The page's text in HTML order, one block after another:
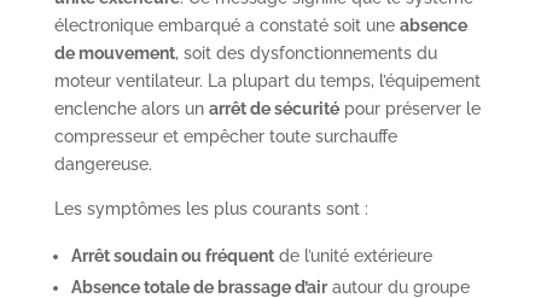
électronique embarqué a constaté soit une absence
de mouvement, soit des dysfonctionnements du
moteur ventilateur. La plupart du temps, l’équipement
enclenche alors un arrêt de sécuritépour préserver le
compresseur et empêcher toute surchauffe
dangereuse.
Les symptômes les plus courants sont :
Arrêt soudain ou fréquentde l’unité extérieure
Absence totale de brassage d’airautour du groupe